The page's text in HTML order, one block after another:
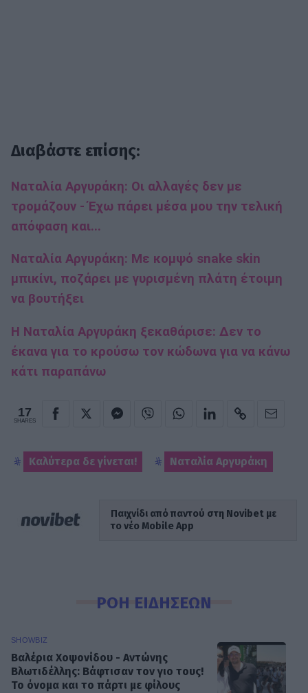
Διαβάστε επίσης:
Ναταλία Αργυράκη: Οι αλλαγές δεν με
τρομάζουν - Έχω πάρει μέσα μου την τελική
απόφαση και...
Ναταλία Αργυράκη: Με κομψό snake skin
μπικίνι, ποζάρει με γυρισμένη πλάτη έτοιμη
να βουτήξει
Η Ναταλία Αργυράκη ξεκαθάρισε: Δεν το
έκανα για το κρούσω τον κώδωνα για να κάνω
κάτι παραπάνω
17
SHARES
Καλύτερα δε γίνεται! Ναταλία Αργυράκη
Παιχνίδι από παντού στη Novibet με
το νέο Mobile App
ΡΟΗ ΕΙΔΗΣΕΩΝ
SHOWBIZ
Βαλέρια Χοψονίδου - Αντώνης
Βλωτιδέλλης: Βάφτισαν τον γιο τους!
Το όνομα και το πάρτι με φίλους